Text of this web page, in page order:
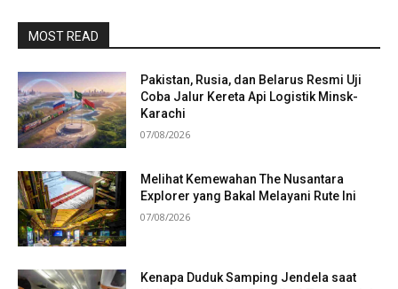
MOST READ
Pakistan, Rusia, dan Belarus Resmi Uji
Coba Jalur Kereta Api Logistik Minsk-
Karachi
07/08/2026
Melihat Kemewahan The Nusantara
Explorer yang Bakal Melayani Rute Ini
07/08/2026
Kenapa Duduk Samping Jendela saat